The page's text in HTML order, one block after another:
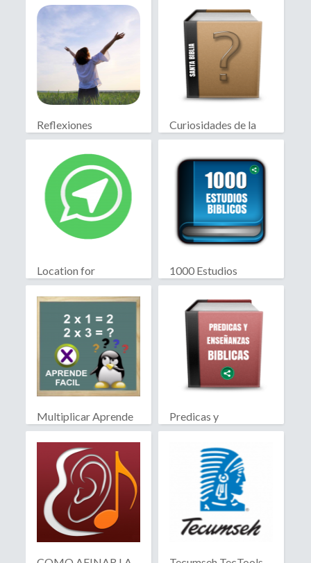
Reflexiones
Cristianas
Curiosidades de la
Biblia
Location for
WhatsApp
1000 Estudios
Biblicos
Multiplicar Aprende
Facil
Predicas y
Enseñanzas Biblicas